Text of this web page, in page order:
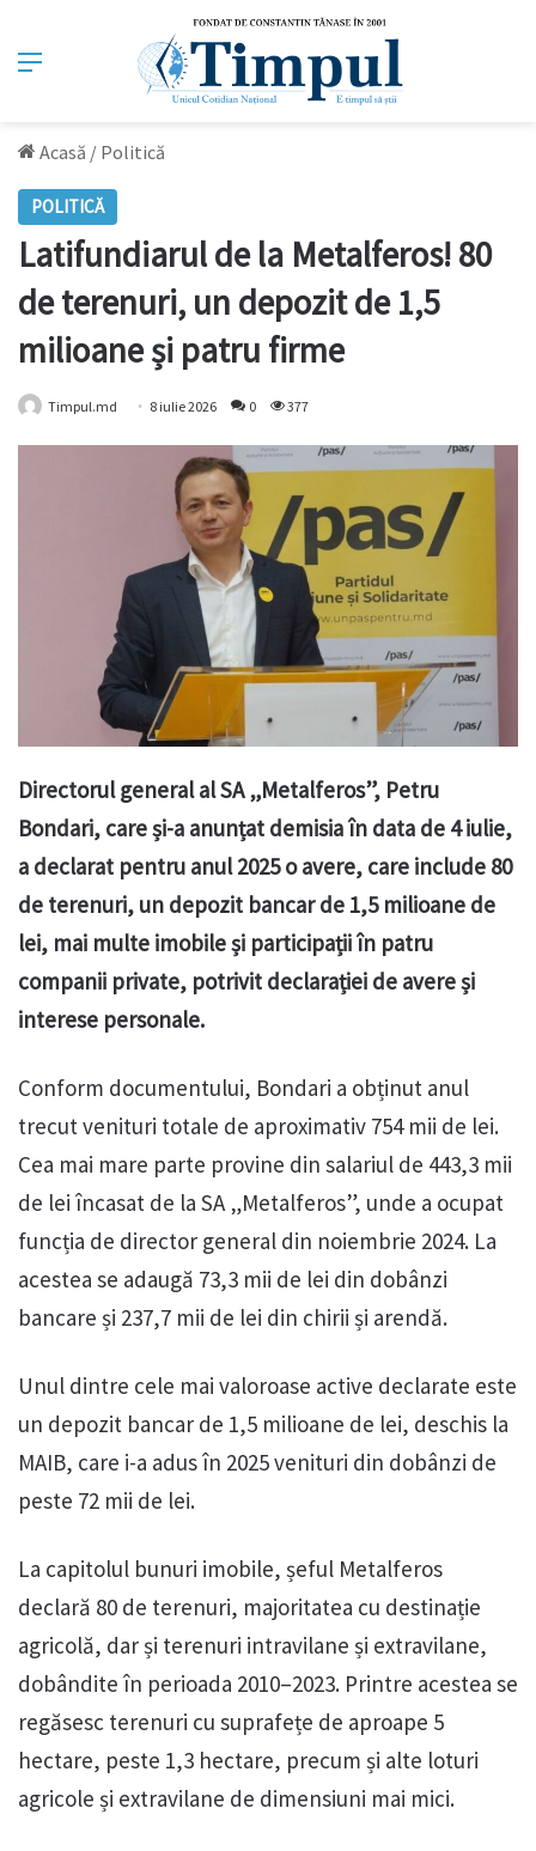
Meniu
Acasă / Politică
POLITICĂ
Latifundiarul de la Metalferos! 80
de terenuri, un depozit de 1,5
milioane și patru firme
Timpul.md 8 iulie 2026 0 377
Directorul general al SA „Metalferos”, Petru
Bondari, care și-a anunțat demisia în data de 4 iulie,
a declarat pentru anul 2025 o avere, care include 80
de terenuri, un depozit bancar de 1,5 milioane de
lei, mai multe imobile și participații în patru
companii private, potrivit declarației de avere și
interese personale.
Conform documentului, Bondari a obținut anul
trecut venituri totale de aproximativ 754 mii de lei.
Cea mai mare parte provine din salariul de 443,3 mii
de lei încasat de la SA „Metalferos”, unde a ocupat
funcția de director general din noiembrie 2024. La
acestea se adaugă 73,3 mii de lei din dobânzi
bancare și 237,7 mii de lei din chirii și arendă.
Unul dintre cele mai valoroase active declarate este
un depozit bancar de 1,5 milioane de lei, deschis la
MAIB, care i-a adus în 2025 venituri din dobânzi de
peste 72 mii de lei.
La capitolul bunuri imobile, șeful Metalferos
declară 80 de terenuri, majoritatea cu destinație
agricolă, dar și terenuri intravilane și extravilane,
dobândite în perioada 2010–2023. Printre acestea se
regăsesc terenuri cu suprafețe de aproape 5
hectare, peste 1,3 hectare, precum și alte loturi
agricole și extravilane de dimensiuni mai mici.